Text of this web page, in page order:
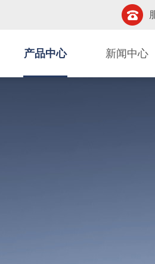
产品中心 新闻中心